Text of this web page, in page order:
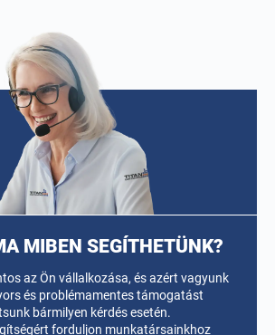
MIBEN SEGÍTHETÜNK?
az Ön vállalkozása, és azért vagyunk
és problémamentes támogatást
bármilyen kérdés esetén.
forduljon munkatársainkhoz